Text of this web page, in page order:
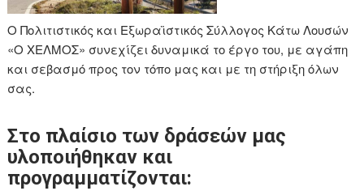
Ο Πολιτιστικός και Εξωραϊστικός Σύλλογος Κάτω Λουσών
«Ο ΧΕΛΜΟΣ» συνεχίζει δυναμικά το έργο του, με αγάπη
και σεβασμό προς τον τόπο μας και με τη στήριξη όλων
σας.
Στο πλαίσιο των δράσεών μας
υλοποιήθηκαν και
προγραμματίζονται: